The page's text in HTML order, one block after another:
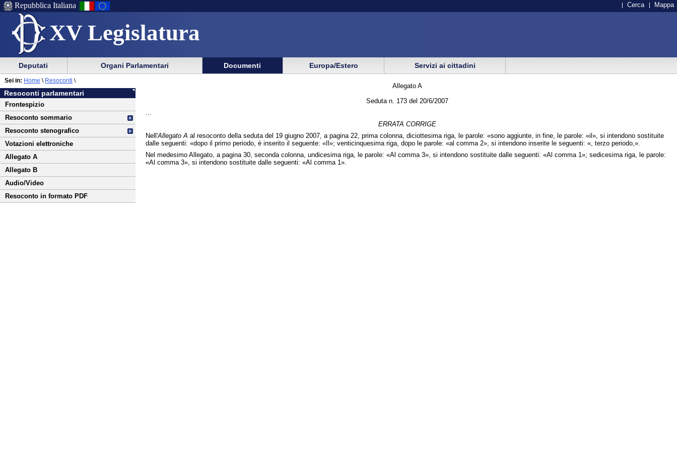
XV Legislatura
Menu
di
ausilio
alla
navigazione
Menu
di
navigazione
principale
Repubblica Italiana Cerca Mappa
Menu
di
navigazione
principale
menu
di
sezione
Deputati Organi Parlamentari Documenti Europa/Estero Servizi ai cittadini
Vai
al
contenuto
Resoconti parlamentari
Frontespizio
Resoconto sommario
Resoconto stenografico
Votazioni elettroniche
Allegato A
Allegato B
Audio/Video
Resoconto in formato PDF
Sei in: Home \ Resoconti \
Allegato A
Seduta n. 173 del 20/6/2007
ERRATA CORRIGE
Nell'Allegato A al resoconto della seduta del 19 giugno 2007, a pagina 22, prima colonna, diciottesima riga, le parole: «sono aggiunte, in fine, le parole: «il», si intendono sostituite
dalle seguenti: «dopo il primo periodo, è inserito il seguente: «Il»; venticinquesima riga, dopo le parole: «al comma 2», si intendono inserite le seguenti: «, terzo periodo,».
Nel medesimo Allegato, a pagina 30, seconda colonna, undicesima riga, le parole: «Al comma 3», si intendono sostituite dalle seguenti: «Al comma 1»; sedicesima riga, le parole:
«Al comma 3», si intendono sostituite dalle seguenti: «Al comma 1».